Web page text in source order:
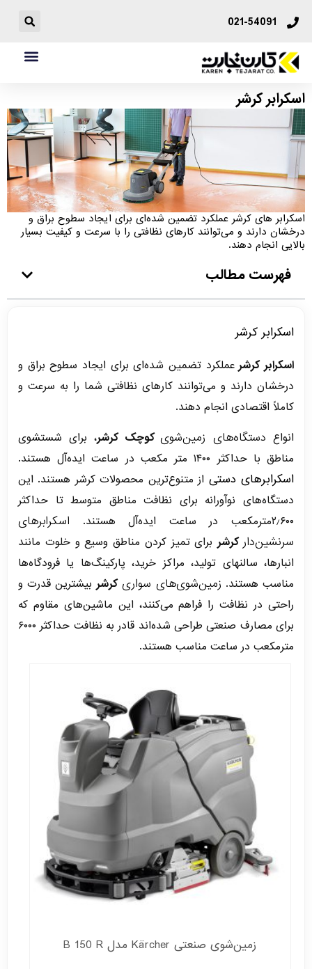
021-54091
اسکرابر کرشر
اسکرابر های کرشر عملکرد تضمین شده‌ای برای ایجاد سطوح براق و
درخشان دارند و می‌توانند کارهای نظافتی را با سرعت و کیفیت بسیار
بالایی انجام دهند.
فهرست مطالب
اسکرابر کرشر
اسکرابر کرشرعملکرد تضمین شده‌ای برای ایجاد سطوح براق و
درخشان دارند و می‌توانند کارهای نظافتی شما را به سرعت و
کاملاً اقتصادی انجام دهند.
انواع دستگاه‌های زمین‌شویکوچک کرشر، برای شستشوی
مناطق با حداکثر ۱۴۰۰ متر مکعب در ساعت ایده‌آل هستند.
اسکرابرهای دستی از متنوع‌ترین محصولات کرشر هستند. این
دستگاه‌های نوآورانه برای نظافت مناطق متوسط تا حداکثر
۲٫۶۰۰مترمکعب در ساعت ایده‌آل هستند.
اسکرابرهای
سرنشین‌دارکرشربرای تمیز کردن مناطق وسیع و خلوت مانند
انبارها، سالن‎های تولید، مراکز خرید، پارکینگ‌ها یا فرودگاه‌ها
مناسب هستند. زمین‌شوی‌های سواری کرشربیشترین قدرت و
راحتی در نظافت را فراهم می‌کنند، این ماشین‌های مقاوم که
برای مصارف صنعتی طراحی شده‌اند قادر به نظافت حداکثر ۶۰۰۰
مترمکعب در ساعت مناسب هستند.
زمین‌شوی صنعتی Kärcher مدل B 150 R